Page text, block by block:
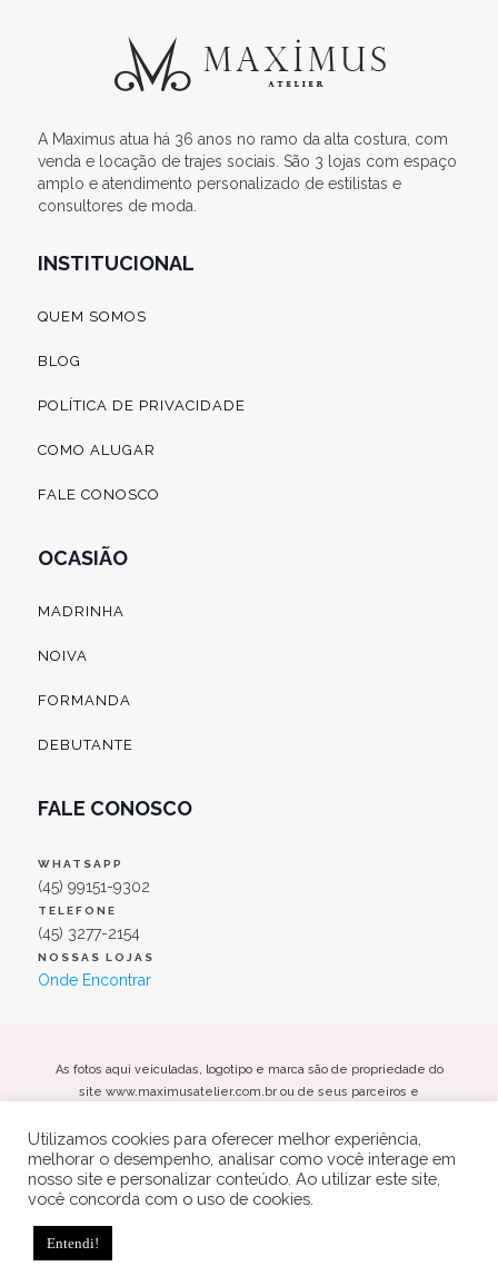
A Maximus atua há 36 anos no ramo da alta costura, com
venda e locação de trajes sociais. São 3 lojas com espaço
amplo e atendimento personalizado de estilistas e
consultores de moda.
INSTITUCIONAL
QUEM SOMOS
BLOG
POLÍTICA DE PRIVACIDADE
COMO ALUGAR
FALE CONOSCO
OCASIÃO
MADRINHA
NOIVA
FORMANDA
DEBUTANTE
FALE CONOSCO
WHATSAPP
(45) 99151-9302
TELEFONE
(45) 3277-2154
NOSSAS LOJAS
Onde Encontrar
As fotos aqui veiculadas, logotipo e marca são de propriedade do
site www.maximusatelier.com.br ou de seus parceiros e
expressa autorização da administradora do site.
Maximus Noivas e Festas Eireli - CNPJ: 26.469.885/0001-66
Av. Maripá, 4866, Centro - Toledo/PR Cep: 85901-000
COPYRIGHT 2021 MAXIMUS ATELIER - TODOS OS DIREITOS
Utilizamos cookies para oferecer melhor experiência,
melhorar o desempenho, analisar como você interage em
nosso site e personalizar conteúdo. Ao utilizar este site,
você concorda com o uso de cookies.
Entendi!